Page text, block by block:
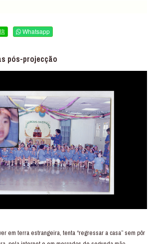
Whatsapp
pós-projecção
em terra estrangeira, tenta “regressar a casa” sem pôr